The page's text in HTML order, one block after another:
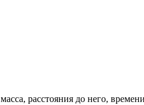
расстояния до него,